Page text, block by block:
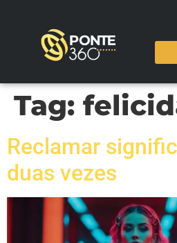
Tag:
Reclamar
duas vezes